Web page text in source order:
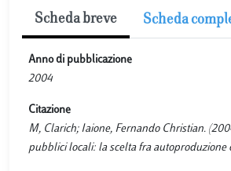
Scheda breve Scheda
Anno di pubblicazione
2004
Citazione
M, Clarich; Iaione, Fernando Christian.
pubblici locali: la scelta fra autoproduzione